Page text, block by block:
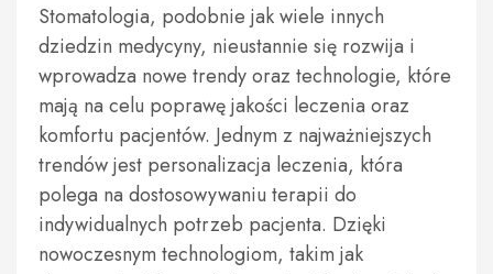
Stomatologia, podobnie jak wiele innych
dziedzin medycyny, nieustannie się rozwija i
wprowadza nowe trendy oraz technologie, które
mają na celu poprawę jakości leczenia oraz
komfortu pacjentów. Jednym z najważniejszych
trendów jest personalizacja leczenia, która
polega na dostosowywaniu terapii do
indywidualnych potrzeb pacjenta. Dzięki
nowoczesnym technologiom, takim jak